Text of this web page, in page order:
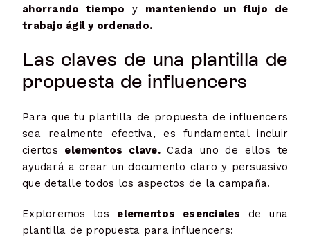
ahorrando tiempo y manteniendo un flujo de
trabajo ágil y ordenado.
Las claves de una plantilla de
propuesta de influencers
Para que tu plantilla de propuesta de influencers
sea realmente efectiva, es fundamental incluir
ciertos elementos clave.Cada uno de ellos te
ayudará a crear un documento claro y persuasivo
que detalle todos los aspectos de la campaña.
Exploremos los elementos esenciales de una
plantilla de propuesta para influencers: